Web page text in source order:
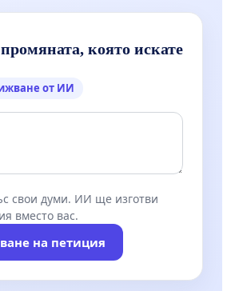
която искате
от ИИ
свои думи. ИИ ще изготви
вместо вас.
на петиция